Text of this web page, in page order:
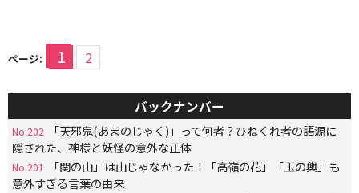
ページ: 1 2
バックナンバー
No.202
「天邪鬼(あまのじゃく)」って何者？ひねくれ者の語源に
隠された、神様と妖怪の意外な正体
No.201
「関の山」は山じゃなかった！「高嶺の花」「玉の輿」も
意外すぎる言葉の由来